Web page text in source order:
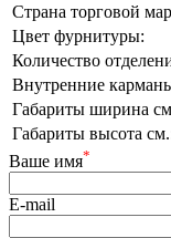
Страна торговой
Цвет фурнитуры:
Количество
Внутренние
Габариты ширина
Габариты высота
Ваше имя*
E-mail